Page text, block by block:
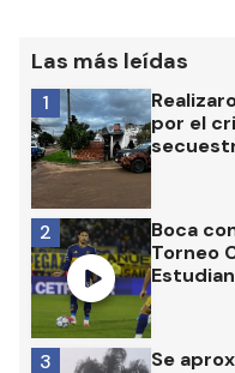
Las más leídas
por el
1
Boca
Torneo
2
Se
3